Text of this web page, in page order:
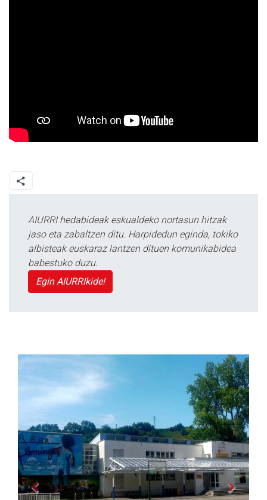
AIURRI hedabideak eskualdeko nortasun hitzak
jaso eta zabaltzen ditu. Harpidedun eginda, tokiko
albisteak euskaraz lantzen dituen komunikabidea
babestuko duzu.
Egin AIURRIkide!
Previous Next